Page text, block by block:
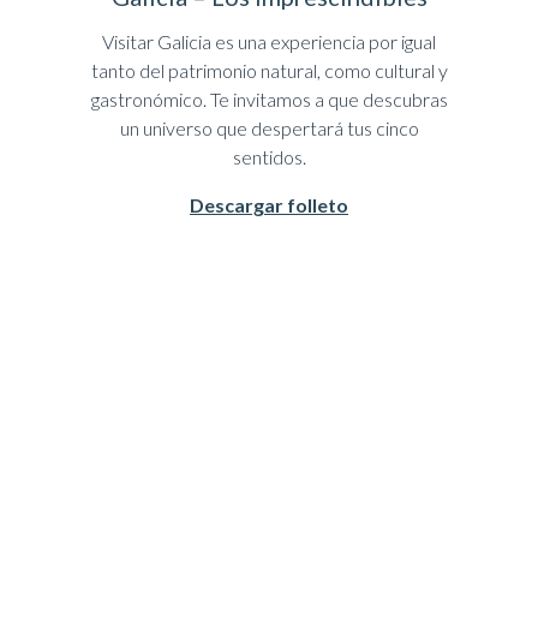
Visitar Galicia es una experiencia por igual
tanto del patrimonio natural, como cultural y
gastronómico. Te invitamos a que descubras
un universo que despertará tus cinco
sentidos.
Descargar folleto